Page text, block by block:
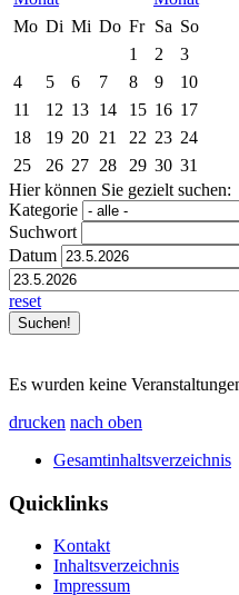
Mo Di Mi Do Fr Sa So
1
2
3
4
5 6 7 8 9
10
11
12 13 14 15 16 17
18
19 20 21 22 23 24
25
26 27 28 29 30 31
Hier können Sie gezielt suchen:
Kategorie
Suchwort
Datum
reset
Es wurden keine
drucken nach oben
Gesamtinhaltsverzeichnis
Quicklinks
Kontakt
Inhaltsverzeichnis
Impressum